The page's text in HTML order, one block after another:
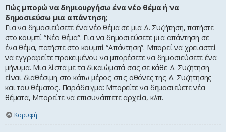
Πώς μπορώ να δημιουργήσω ένα νέο θέμα ή να
δημοσιεύσω μια απάντηση;
Για να δημοσιεύσετε ένα νέο θέμα σε μια Δ. Συζήτηση, πατήστε
στο κουμπί “Νέο θέμα”. Για να δημοσιεύσετε μια απάντηση σε
ένα θέμα, πατήστε στο κουμπί “Απάντηση”. Μπορεί να χρειαστεί
να εγγραφείτε προκειμένου να μπορέσετε να δημοσιεύσετε ένα
μήνυμα. Μια λίστα με τα δικαιώματά σας σε κάθε Δ. Συζήτηση
είναι διαθέσιμη στο κάτω μέρος στις οθόνες της Δ. Συζήτησης
και του θέματος. Παράδειγμα: Μπορείτε να δημοσιεύετε νέα
θέματα, Μπορείτε να επισυνάπτετε αρχεία, κλπ.
Κορυφή